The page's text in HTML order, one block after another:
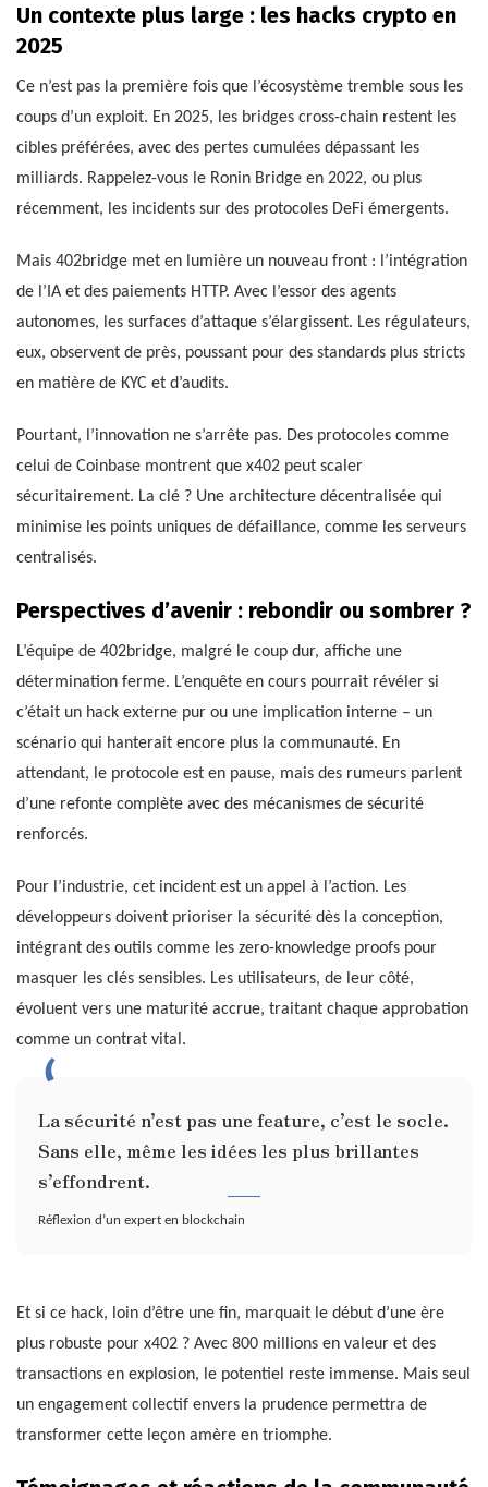
Un contexte plus large : les hacks crypto en
2025
Ce n’est pas la première fois que l’écosystème tremble sous les
coups d’un exploit. En 2025, les bridges cross-chain restent les
cibles préférées, avec des pertes cumulées dépassant les
milliards. Rappelez-vous le Ronin Bridge en 2022, ou plus
récemment, les incidents sur des protocoles DeFi émergents.
Mais 402bridge met en lumière un nouveau front : l’intégration
de l’IA et des paiements HTTP. Avec l’essor des agents
autonomes, les surfaces d’attaque s’élargissent. Les régulateurs,
eux, observent de près, poussant pour des standards plus stricts
en matière de KYC et d’audits.
Pourtant, l’innovation ne s’arrête pas. Des protocoles comme
celui de Coinbase montrent que x402 peut scaler
sécuritairement. La clé ? Une architecture décentralisée qui
minimise les points uniques de défaillance, comme les serveurs
centralisés.
Perspectives d’avenir : rebondir ou sombrer ?
L’équipe de 402bridge, malgré le coup dur, affiche une
détermination ferme. L’enquête en cours pourrait révéler si
c’était un hack externe pur ou une implication interne – un
scénario qui hanterait encore plus la communauté. En
attendant, le protocole est en pause, mais des rumeurs parlent
d’une refonte complète avec des mécanismes de sécurité
renforcés.
Pour l’industrie, cet incident est un appel à l’action. Les
développeurs doivent prioriser la sécurité dès la conception,
intégrant des outils comme les zero-knowledge proofs pour
masquer les clés sensibles. Les utilisateurs, de leur côté,
évoluent vers une maturité accrue, traitant chaque approbation
comme un contrat vital.
La sécurité n’est pas une feature, c’est le socle.
Sans elle, même les idées les plus brillantes
s’effondrent.
Réflexion d’un expert en blockchain
Et si ce hack, loin d’être une fin, marquait le début d’une ère
plus robuste pour x402 ? Avec 800 millions en valeur et des
transactions en explosion, le potentiel reste immense. Mais seul
un engagement collectif envers la prudence permettra de
transformer cette leçon amère en triomphe.